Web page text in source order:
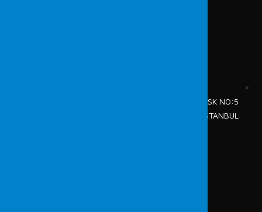
CUMHURİYET MAH.TAVUKÇU FETHİ SK NO:5
ŞİŞLİ / İSTANBUL